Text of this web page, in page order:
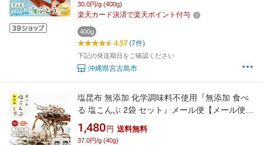
30.0円/g (400g)
楽天カード決済で楽天ポイント付与
400g
4.57(7件)
下記の発送期日をご確認ください
沖縄県宮古島市
塩昆布 無添加 化学調味料不使用『無添加 食べ
る 塩こんぶ 2袋 セット』メール便【メール便対
応1通3セットまで】塩昆布 し 食べ物 食品 樽の
味 1000円ポッキリ
1,480 円 送料無料
37.0円/g (40g)